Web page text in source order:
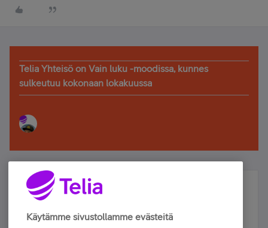
Telia Yhteisö on Vain luku -moodissa, kunnes
sulkeutuu kokonaan lokakuussa
Älä jää paitsi – osallistu ja voita!
Tilaa Telian uutiskirje ja olet mukana arvonnassa.
Käytämme sivustollamme evästeitä